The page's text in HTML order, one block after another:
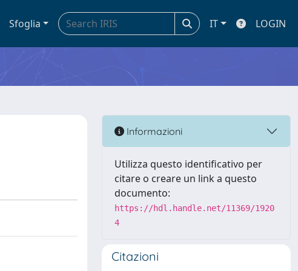
Sfoglia IT LOGIN
Informazioni
Utilizza questo identificativo per
citare o creare un link a questo
documento:
https://hdl.handle.net/11369/1920
4
Citazioni